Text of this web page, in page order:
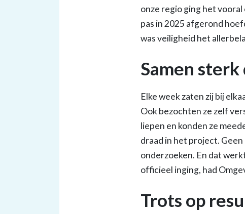
onze regio ging het
pas in 2025 afgerond
was veiligheid het
Samen
Elke week zaten zij bij
Ook bezochten ze zelf
liepen en konden ze
draad in het project.
onderzoeken. En dat
officieel inging, had
Trots op